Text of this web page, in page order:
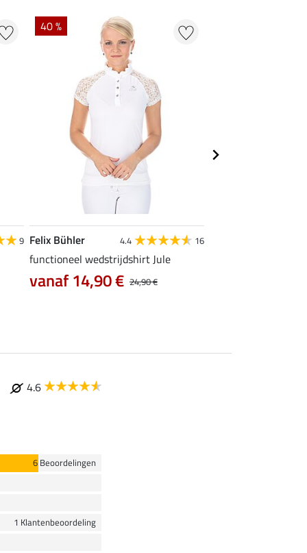
9
40 %
Felix Bühler 4.4 16
functioneel wedstrijdshirt Jule
24,90 €
vanaf 14,90 €
4.6
6 Beoordelingen
1 Klantenbeoordeling